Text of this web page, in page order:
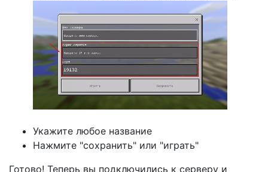
Укажите любое название
Нажмите "сохранить" или "играть"
Готово! Теперь вы подключились к серверу и